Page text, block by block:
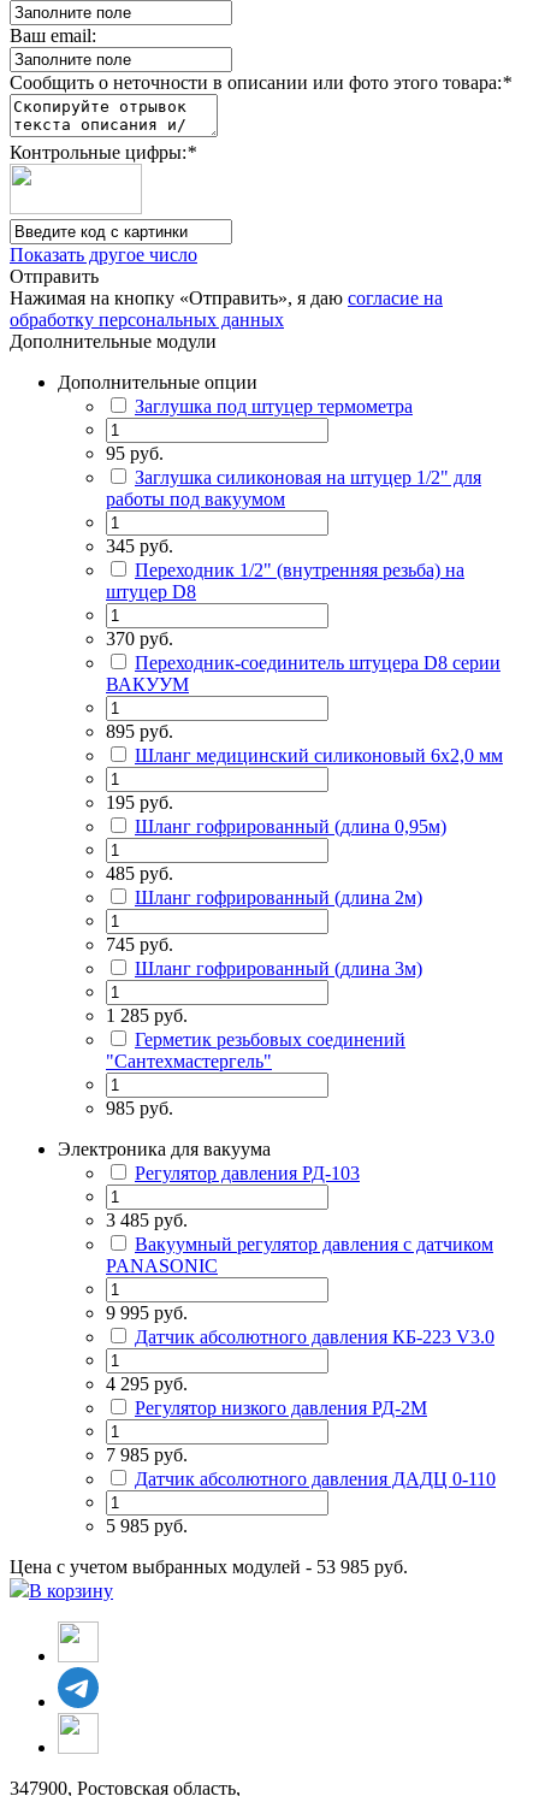
Ваш email:
Сообщить о неточности в описании или фото этого товара:*
Контрольные цифры:*
Показать другое число
Отправить
Нажимая на кнопку «Отправить», я даю согласие на
обработку персональных данных
Дополнительные модули
Дополнительные опции
Заглушка под штуцер термометра
95 руб.
Заглушка силиконовая на штуцер 1/2" для
работы под вакуумом
345 руб.
Переходник 1/2" (внутренняя резьба) на
штуцер D8
370 руб.
Переходник-соединитель штуцера D8 серии
ВАКУУМ
895 руб.
Шланг медицинский силиконовый 6х2,0 мм
195 руб.
Шланг гофрированный (длина 0,95м)
485 руб.
Шланг гофрированный (длина 2м)
745 руб.
Шланг гофрированный (длина 3м)
1 285 руб.
Герметик резьбовых соединений
"Сантехмастергель"
985 руб.
Электроника для вакуума
Регулятор давления РД-103
3 485 руб.
Вакуумный регулятор давления с датчиком
PANASONIC
9 995 руб.
Датчик абсолютного давления КБ-223 V3.0
4 295 руб.
Регулятор низкого давления РД-2М
7 985 руб.
Датчик абсолютного давления ДАДЦ 0-110
5 985 руб.
Цена с учетом выбранных модулей - 53 985 руб.
В корзину
347900, Ростовская область,